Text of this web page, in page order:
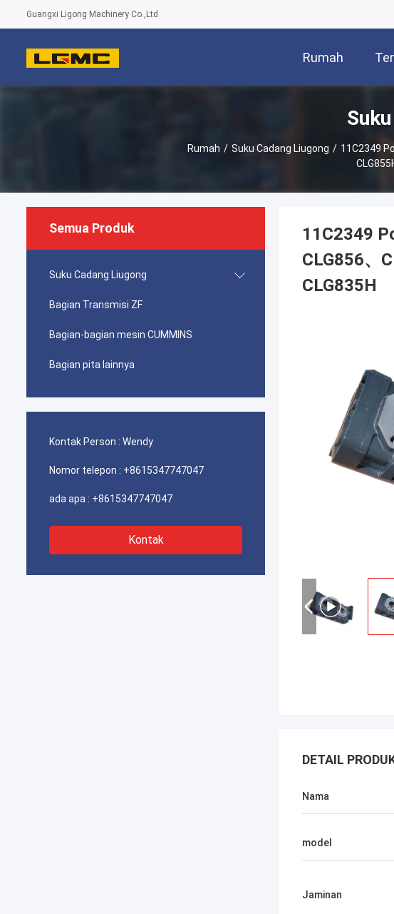
Guangxi Ligong Machinery Co.,Ltd
Rumah
Rumah / Suku Cadang Liugong / 11C2349
Semua Produk
Suku Cadang Liugong
Bagian Transmisi ZF
Bagian-bagian mesin CUMMINS
Bagian pita lainnya
Kontak Person : Wendy
Nomor telepon : +8615347747047
ada apa : +8615347747047
Kontak
11C2349
CLG856、
CLG835H
DETAIL
Nama
model
Jaminan